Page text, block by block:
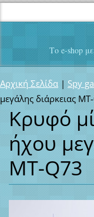
Το e-shop
Αρχική Σελίδα | Spy
μεγάλης διάρκειας
Κρυφό
ήχου
MT-Q73